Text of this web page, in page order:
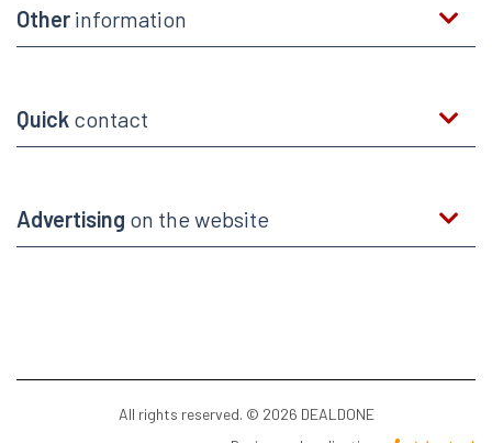
Other information
Quick contact
Advertising on the website
All rights reserved. © 2026 DEALDONE